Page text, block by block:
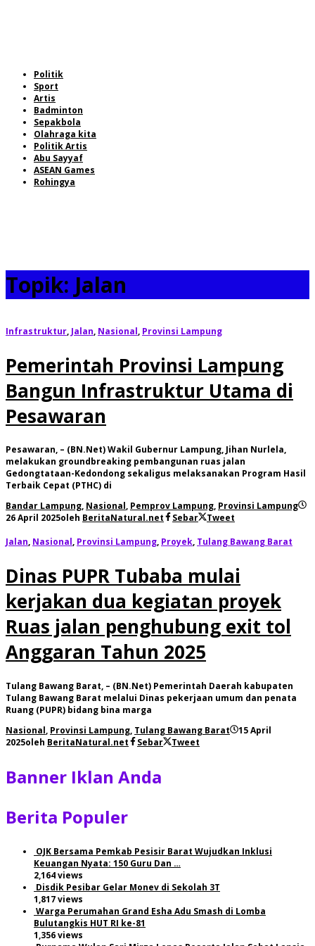
Politik
Sport
Artis
Badminton
Sepakbola
Olahraga kita
Politik Artis
Abu Sayyaf
ASEAN Games
Rohingya
Topik: Jalan
Infrastruktur, Jalan, Nasional, Provinsi Lampung
Pemerintah Provinsi Lampung
Bangun Infrastruktur Utama di
Pesawaran
Pesawaran, – (BN.Net) Wakil Gubernur Lampung, Jihan Nurlela,
melakukan groundbreaking pembangunan ruas jalan
Gedongtataan-Kedondong sekaligus melaksanakan Program Hasil
Terbaik Cepat (PTHC) di
Bandar Lampung, Nasional, Pemprov Lampung, Provinsi Lampung
26 April 2025oleh BeritaNatural.net Sebar
Tweet
Jalan, Nasional, Provinsi Lampung, Proyek, Tulang Bawang Barat
Dinas PUPR Tubaba mulai
kerjakan dua kegiatan proyek
Ruas jalan penghubung exit tol
Anggaran Tahun 2025
Tulang Bawang Barat, – (BN.Net) Pemerintah Daerah kabupaten
Tulang Bawang Barat melalui Dinas pekerjaan umum dan penata
Ruang (PUPR) bidang bina marga
Nasional, Provinsi Lampung, Tulang Bawang Barat
15 April
2025oleh BeritaNatural.net Sebar Tweet
Banner Iklan Anda
Berita Populer
OJK Bersama Pemkab Pesisir Barat Wujudkan Inklusi
Keuangan Nyata: 150 Guru Dan …
2,164 views
Disdik Pesibar Gelar Monev di Sekolah 3T
1,817 views
Warga Perumahan Grand Esha Adu Smash di Lomba
Bulutangkis HUT RI ke-81
1,356 views